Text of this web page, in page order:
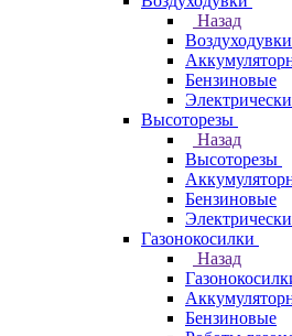
Назад
Воздуходувки
Бензиновые
Высоторезы
Назад
Высоторезы
Бензиновые
Газонокосилки
Назад
Бензиновые